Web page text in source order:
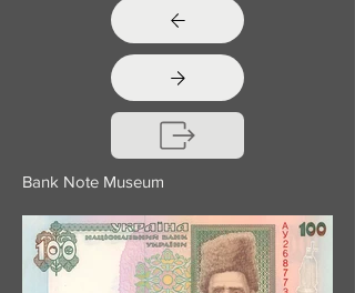
Bank Note Museum